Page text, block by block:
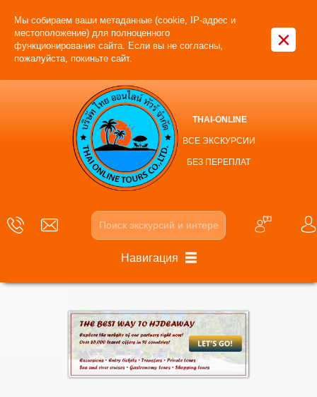
Мы собираем ваши метаданные (cookie, IP-адрес и
местоположение) для полноценного
функционирования сайта. Если вы не согласны,
пожалуйста, покиньте сайт.
×
THAI-ONLINE
ВСЕ ЭКСКУРСИИ
БЕЗ ПЕРЕПЛАТ
Навигация